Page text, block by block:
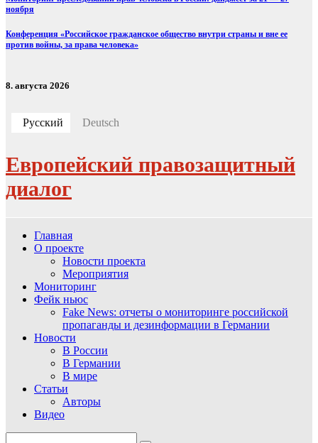
ноября
Конференция «Российское гражданское общество внутри страны и вне ее
против войны, за права человека»
8. августа 2026
Русский Deutsch
Европейский правозащитный
диалог
Главная
О проекте
Новости проекта
Мероприятия
Мониторинг
Фейк ньюс
Fake News: отчеты о мониторинге российской
пропаганды и дезинформации в Германии
Новости
В России
В Германии
В мире
Статьи
Авторы
Видео